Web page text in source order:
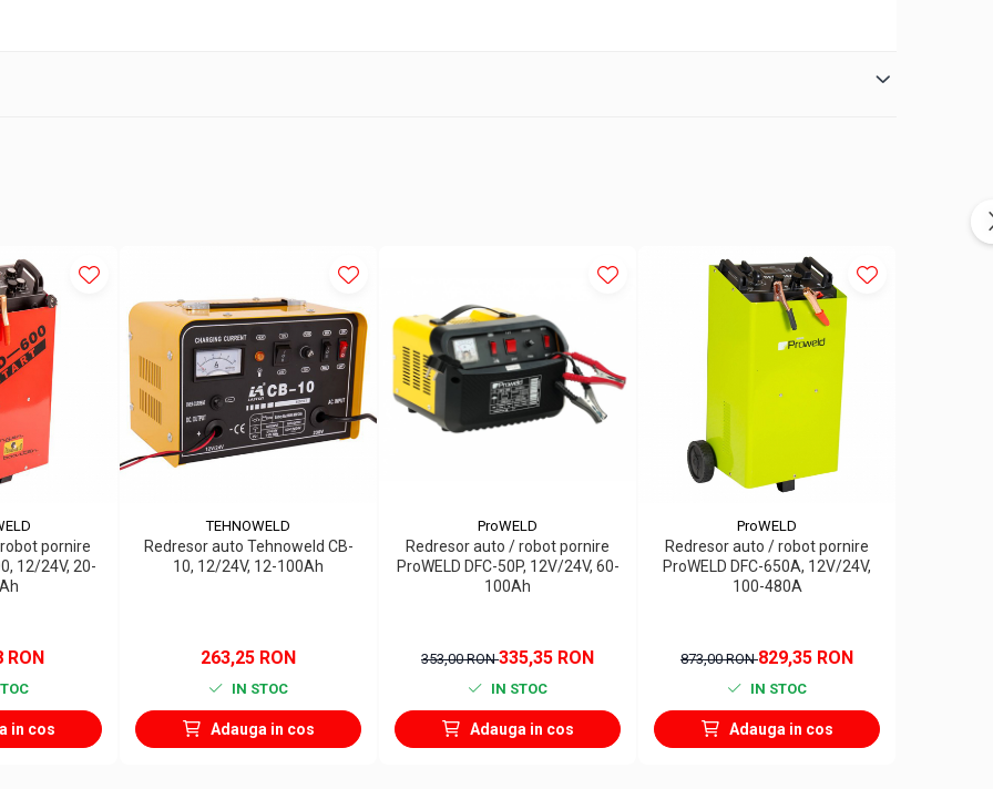
pornire
12/24V, 20-
RON
in cos
TEHNOWELD
Redresor auto Tehnoweld CB-
10, 12/24V, 12-100Ah
263,25 RON
IN STOC
Adauga in cos
ProWELD
Redresor auto / robot pornire
ProWELD DFC-50P, 12V/24V, 60-
100Ah
353,00 RON335,35 RON
IN STOC
Adauga in cos
ProWELD
Redresor auto / robot pornire
ProWELD DFC-650A, 12V/24V,
100-480A
873,00 RON829,35 RON
IN STOC
Adauga in cos